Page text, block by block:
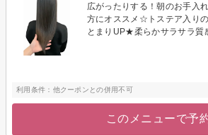
広がったりする！朝のお手入
方にオススメ☆トステア入り
とまりUP★柔らかサラサラ質
利用条件：他クーポンとの併用不可
このメニューで予